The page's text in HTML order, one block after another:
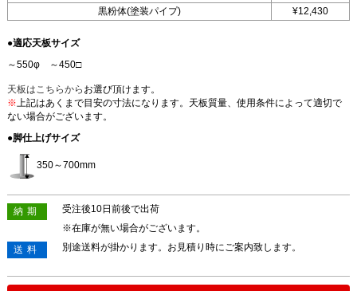
黒粉体(塗装パイプ)
¥12,430
●適応天板サイズ
～550φ ～450□
天板はこちらから お選び頂けます。
※上記はあくまで目安の寸法になります。天板質量、使用条件によって適切で
ない場合がございます。
●脚仕上げサイズ
350～700mm
納期
受注後10日前後で出荷
※在庫が無い場合がございます。
送料
別途送料が掛かります。お見積り時にご案内致します。